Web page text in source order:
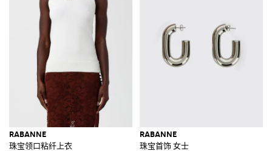
RABANNE
珠宝领口粘纤上衣
RABANNE
珠宝首饰 女士